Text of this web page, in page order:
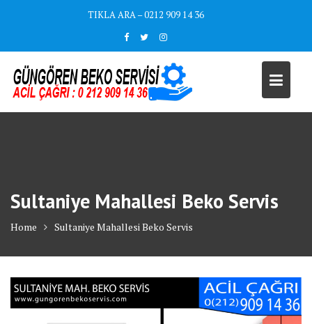
TIKLA ARA – 0212 909 14 36
Sultaniye Mahallesi Beko Servis
Home Sultaniye Mahallesi Beko Servis